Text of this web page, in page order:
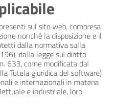
sul sito web, compresa
nonché la disposizione e il
dalla normativa sulla
dalla legge sul diritto
633, come modificata dal
Tutela giuridica del software)
e internazionali in materia
e industriale, loro